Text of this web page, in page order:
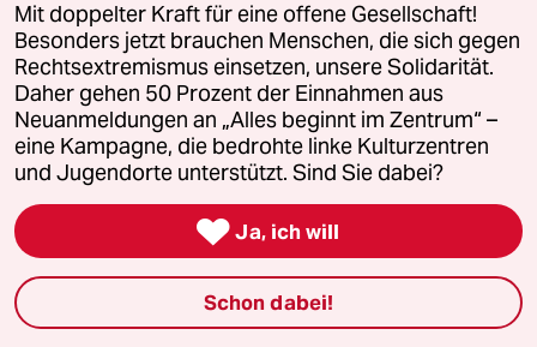
R Rosa
10.07.2013,12:48 Uhr
Es wird Zeit, die Alleinerrschaft der CSU zu
beenden.
Allerdings nicht mit der SPD.
Dann hätte man ja statt Pest die Cholera...
FK Frau Kirschgün
10.07.2013,11:39 Uhr
" Die Beamten, deren Aufgabe es gewesen
Mit doppelter Kraft für eine offene Gesellschaft!
Besonders jetzt brauchen Menschen, die sich gegen
Rechtsextremismus einsetzen, unsere Solidarität.
Daher gehen 50 Prozent der Einnahmen aus
Neuanmeldungen an „Alles beginnt im Zentrum“ –
eine Kampagne, die bedrohte linke Kulturzentren
und Jugendorte unterstützt. Sind Sie dabei?
 Ja, ich will
Schon dabei!